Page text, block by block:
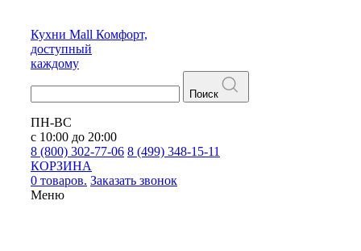
Кухни Mall Комфорт,
доступный
каждому
Поиск
ПН-ВС
с 10:00 до 20:00
8 (800) 302-77-06 8 (499) 348-15-11
КОРЗИНА
0 товаров. Заказать звонок
Меню